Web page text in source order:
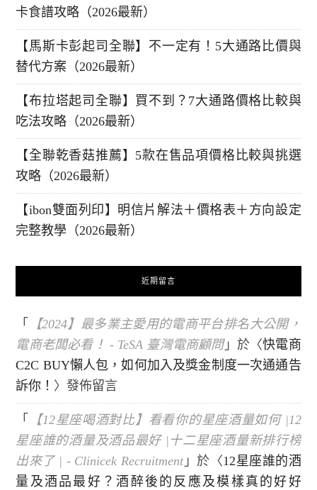
卡食譜攻略（2026最新）
【馬斯卡彭起司全聯】不一定有！5大通路比價與
替代方案（2026最新）
【布拉塔起司全聯】買不到？7大通路價格比較與
吃法攻略（2026最新）
【全聯乾香菇推薦】5款在售品項價格比較與挑選
攻略（2026最新）
【ibon雙面列印】明信片解法＋價格表＋方向設定
完整教學（2026最新）
近期留言
「
【2024】最多業主愛用的電商平台排名大公開，
電商老闆必看！ - TeSA 臺灣電商顧問」於〈快電商
C2C BUY懶人包，如何加入及獎金制度一次通通告
訴你！ 〉發佈留言
「
【12星座喝酒對比】看看你的星座酒量如何 |12
星座誰的酒量及酒品最好 |十二星座酒量新排行榜
出來了 | - Clinicek Recruitment 」於〈12星座誰的酒
量及酒品最好？酒醉後的反應及模樣真的好好